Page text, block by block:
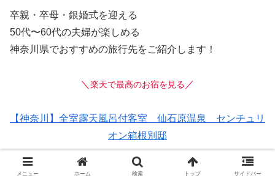
卒親・卒母・銀婚式を迎える
50代〜60代の夫婦が楽しめる
神奈川県でおすすめの旅行先をご紹介します！
＼ 楽天で最高のお宿を見る ／
【神奈川】全室露天風呂付客室 仙石原温泉 センチュリ
オン箱根別邸
メニュー ホーム 検索 トップ サイドバー